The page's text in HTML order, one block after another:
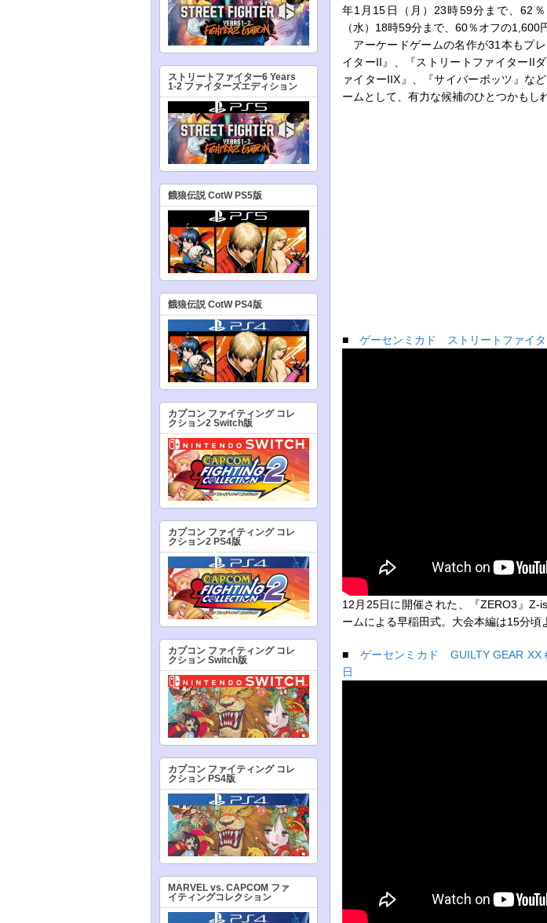
年1月15日（月）23時59分まで、62
（水）18時59分まで、60％オフの1,600
アーケードゲームの名作が31本もプ
イターII』、『ストリートファイターII
ァイターIIX』、『サイバーボッツ』な
ームとして、有力な候補のひとつかもし
■ ゲーセンミカド ストリートファイ
12月25日に開催された、『ZERO3』Z-
ームによる早稲田式。大会本編は15分頃
■ ゲーセンミカド GUILTY GEAR
日
ストリートファイター6 Years
1-2 ファイターズエディション
餓狼伝説 CotW PS5版
餓狼伝説 CotW PS4版
カプコン ファイティング コレ
クション2 Switch版
カプコン ファイティング コレ
クション2 PS4版
カプコン ファイティング コレ
クション Switch版
カプコン ファイティング コレ
クション PS4版
MARVEL vs. CAPCOM ファ
イティングコレクション